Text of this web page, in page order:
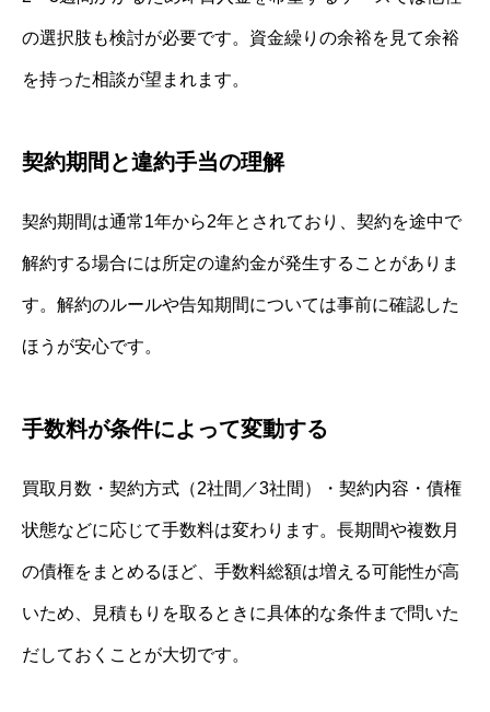
の選択肢も検討が必要です。資金繰りの余裕を見て余裕
を持った相談が望まれます。
契約期間と違約手当の理解
契約期間は通常1年から2年とされており、契約を途中で
解約する場合には所定の違約金が発生することがありま
す。解約のルールや告知期間については事前に確認した
ほうが安心です。
手数料が条件によって変動する
買取月数・契約方式（2社間／3社間）・契約内容・債権
状態などに応じて手数料は変わります。長期間や複数月
の債権をまとめるほど、手数料総額は増える可能性が高
いため、見積もりを取るときに具体的な条件まで問いた
だしておくことが大切です。